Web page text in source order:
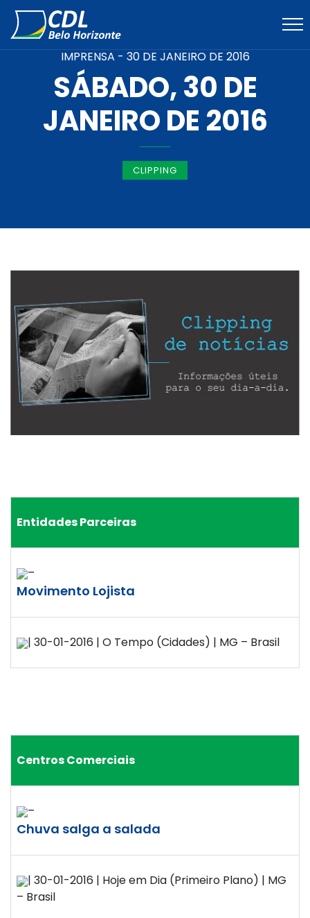
IMPRENSA - 30 DE JANEIRO DE 2016
SÁBADO, 30 DE
JANEIRO DE 2016
CLIPPING
Entidades Parceiras
–
Movimento Lojista
| 30-01-2016 | O Tempo (Cidades) | MG – Brasil
Centros Comerciais
–
Chuva salga a salada
| 30-01-2016 | Hoje em Dia (Primeiro Plano) | MG
– Brasil